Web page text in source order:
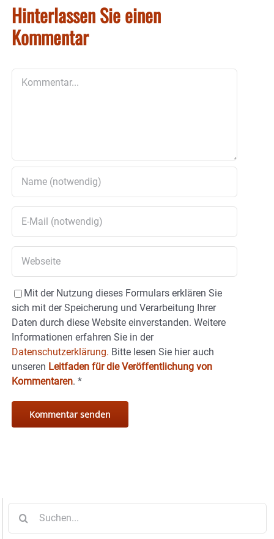
Hinterlassen Sie einen
Kommentar
Mit der Nutzung dieses Formulars erklären Sie
sich mit der Speicherung und Verarbeitung Ihrer
Daten durch diese Website einverstanden. Weitere
Informationen erfahren Sie in der
Datenschutzerklärung. Bitte lesen Sie hier auch
unseren Leitfaden für die Veröffentlichung von
Kommentaren. *
nach: